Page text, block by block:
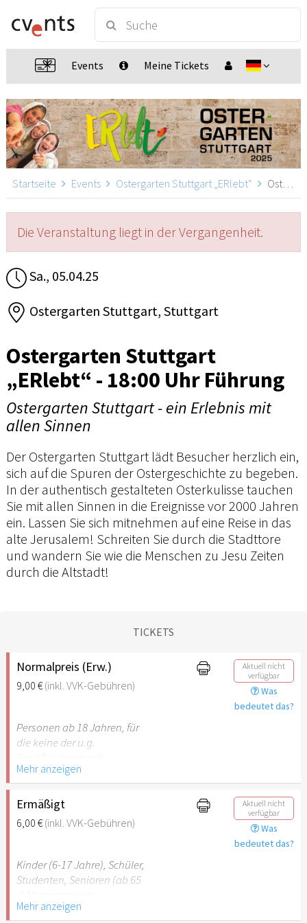
Events Meine Tickets
Startseite Events Ostergarten Stuttgart „ERlebt“ Ostergarten Stuttgart „ERlebt“ - 18:00 Uhr Führung, Stuttgart
Die Veranstaltung liegt in der Vergangenheit.
Sa., 05.04.25
Ostergarten Stuttgart, Stuttgart
Ostergarten Stuttgart
„ERlebt“ - 18:00 Uhr Führung
Ostergarten Stuttgart - ein Erlebnis mit
allen Sinnen
Der Ostergarten Stuttgart lädt Besucher herzlich ein,
sich auf die Spuren der Ostergeschichte zu begeben.
In der authentisch gestalteten Osterkulisse tauchen
Sie mit allen Sinnen in die Ereignisse vor 2000 Jahren
ein. Lassen Sie sich mitnehmen auf eine Reise in das
alte Jerusalem! Schreiten Sie durch die Stadttore
und wandern Sie wie die Menschen zu Jesu Zeiten
durch die Altstadt!
TICKETS
Normalpreis (Erw.)
9,00 €(inkl. VVK-Gebühren)
Aktuell nicht
verfügbar
Was
bedeutet das?
Personen ab 18 Jahren, für
die keine der u.g.
Mehr anzeigen
Ermäßigt
6,00 €(inkl. VVK-Gebühren)
Aktuell nicht
verfügbar
Was
bedeutet das?
Kinder (6-17 Jahre), Schüler,
Studenten, Senioren (ab 65
Behinderung (ab 50%),
Mehr anzeigen